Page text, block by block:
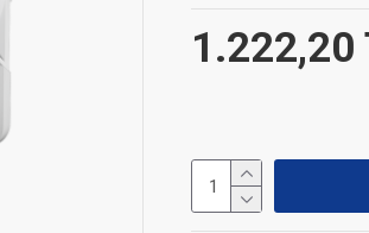
Typical Voltage 12 V
Start Up Voltage
Cable Length 400 mm
Connector
1.222,20